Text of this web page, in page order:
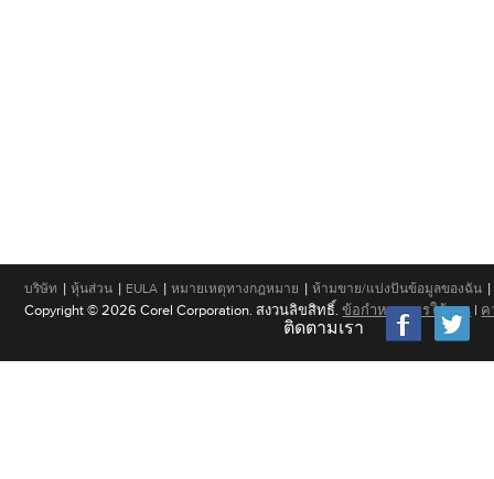
บริษัท | หุ้นส่วน | EULA | หมายเหตุทางกฎหมาย | ห้ามขาย/แบ่งปันข้อมูลของฉัน |
Copyright © 2026 Corel Corporation. สงวนลิขสิทธิ์.ข้อกำหนดการใช้งาน | ค
ติดตามเรา